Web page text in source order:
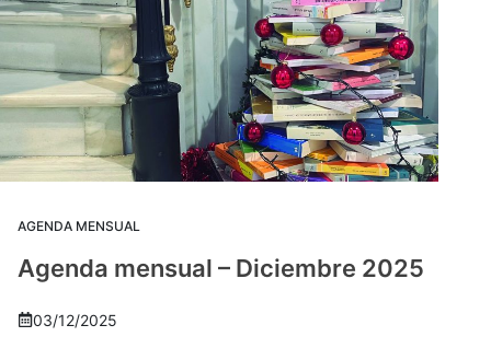
AGENDA MENSUAL
Agenda mensual – Diciembre 2025
03/12/2025